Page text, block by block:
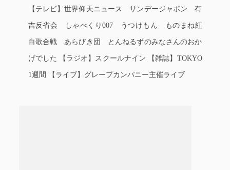
【テレビ】世界仰天ニュース サンデージャポン 有
吉反省会 しゃべくり007 うつけもん ものまね紅
白歌合戦 あらびき団 とんねるずのみなさんのおか
げでした 【ラジオ】スクールナイン 【雑誌】TOKYO
1週間 【ライブ】グレープカンパニー主催ライブ